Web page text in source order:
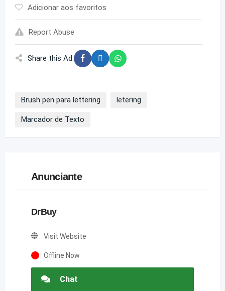
Adicionar aos favoritos
Report Abuse
Share this Ad:
Brush pen para lettering letering
Marcador de Texto
Anunciante
DrBuy
Visit Website
Offline Now
Chat